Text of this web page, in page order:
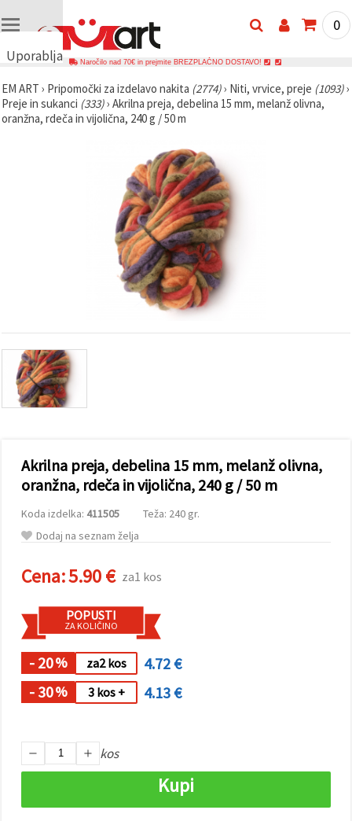
Uporabljamo
🍪
Uporabljamo
piškotke in
prikazujemo
vsebine in
oglase, tudi
s pomočjo
naših
partnerjev
»Sprejmi
lahko
uporabo
vseh
piškotkov.
označite
preference z
izbiro
določene
vrste
piškotkov
in klikom
na gumb
»Shrani«.
vse
0
Naročilo nad 70€ in prejmite BREZPLAČNO DOSTAVO!
EM ART › Pripomočki za izdelavo nakita (2774)› Niti, vrvice, preje (1093)›
Preje in sukanci (333)› Akrilna preja, debelina 15 mm, melanž olivna,
oranžna, rdeča in vijolična, 240 g / 50 m
Akrilna preja, debelina 15 mm, melanž olivna,
oranžna, rdeča in vijolična, 240 g / 50 m
Koda izdelka: 411505
Teža: 240 gr.
Dodaj na seznam želja
Cena:5.90 € za1 kos
POPUSTI
ZA KOLIČINO
- 20% za2 kos
4.72 €
- 30% 3 kos + 4.13 €
kos
Kupi